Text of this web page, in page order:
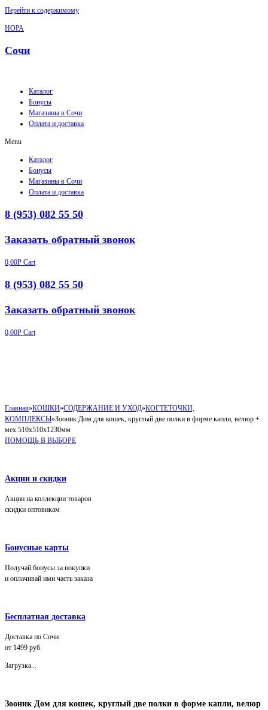
Перейти к содержимому
НОРА
Сочи
Каталог
Бонусы
Магазины в Сочи
Оплата и доставка
Menu
Каталог
Бонусы
Магазины в Сочи
Оплата и доставка
8 (953) 082 55 50
Заказать обратный звонок
0,00Р Cart
8 (953) 082 55 50
Заказать обратный звонок
0,00Р Cart
Главная»КОШКИ»СОДЕРЖАНИЕ И УХОД»КОГТЕТОЧКИ,
КОМПЛЕКСЫ»Зооник Дом для кошек, круглый две полки в форме капли, велюр +
мех 510х510х1230мм
ПОМОЩЬ В ВЫБОРЕ
Акции и скидки
Акции на коллекции товаров
скидки оптовикам
Бонусные карты
Получай бонусы за покупки
и оплачивай ими часть заказа
Бесплатная доставка
Доставка по Сочи
от 1499 руб.
Загрузка...
Зооник Дом для кошек, круглый две полки в форме капли, велюр